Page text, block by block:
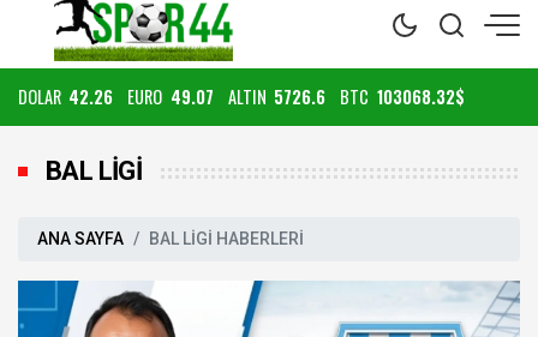
DOLAR 42.26 EURO 49.07 ALTIN 5726.6 BTC 103068.32$
BAL LİGİ
ANA SAYFA BAL LİGİ HABERLERİ